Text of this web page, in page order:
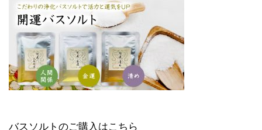
バスソルトのご購入はこちら